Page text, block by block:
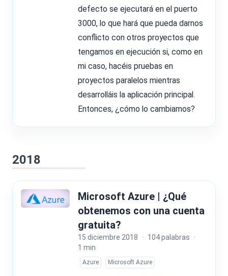
defecto se ejecutará en el puerto
3000, lo que hará que pueda darnos
conflicto con otros proyectos que
tengamos en ejecución si, como en
mi caso, hacéis pruebas en
proyectos paralelos mientras
desarrolláis la aplicación principal.
Entonces, ¿cómo lo cambiamos?
2018
Microsoft Azure | ¿Qué
obtenemos con una cuenta
gratuita?
15 diciembre 2018 · 104 palabras ·
1 min
Azure Microsoft Azure